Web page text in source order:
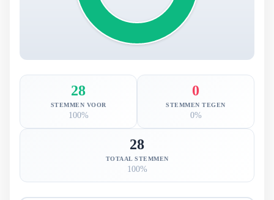
28
STEMMEN VOOR
100%
0
STEMMEN TEGEN
0%
28
TOTAAL STEMMEN
100%